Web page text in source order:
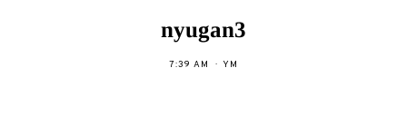
nyugan3
7:39 AM YM